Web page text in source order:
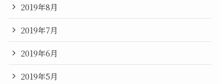
2019年8月
2019年7月
2019年6月
2019年5月